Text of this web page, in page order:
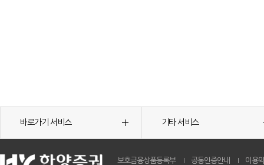
바로가기 서비스 기타 서비스
보호금융상품등록부 공동인증안내 이용